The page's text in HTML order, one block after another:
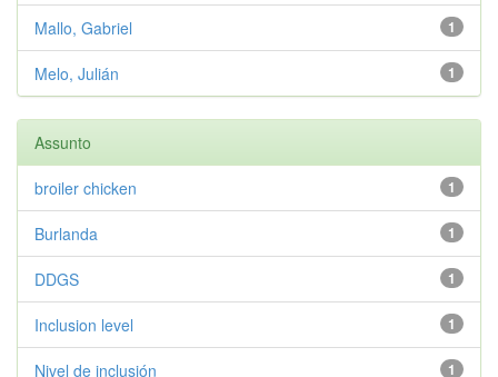
1
Mallo, Gabriel
1
Melo, Julián
Assunto
1
broiler chicken
1
Burlanda
1
DDGS
1
Inclusion level
1
Nivel de inclusión